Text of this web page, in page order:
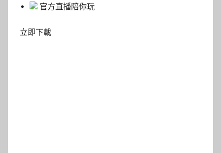
官方直播陪你玩
立即下載